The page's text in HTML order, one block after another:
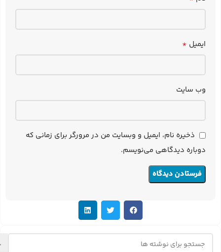
ایمیل *
وب‌ سایت
ذخیره نام، ایمیل و وبسایت من در مرورگر برای زمانی که
دوباره دیدگاهی می‌نویسم.